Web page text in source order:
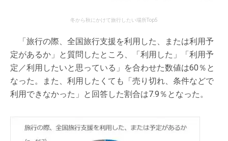
冬から秋にかけて旅行したい場所Top5
「旅行の際、全国旅行支援を利用した、または利用予
定があるか」と質問したところ、「利用した」「利用予
定／利用したいと思っている」を合わせた数値は60％と
なった。また、利用したくても「売り切れ、条件などで
利用できなかった」と回答した割合は7.9％となった。